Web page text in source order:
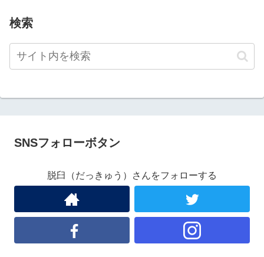
検索
SNSフォローボタン
脱臼（だっきゅう）さんをフォローする